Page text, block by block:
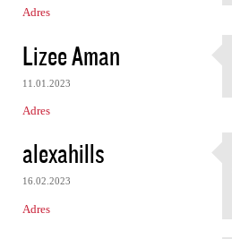
Adres
Lizee Aman
11.01.2023
Adres
alexahills
16.02.2023
Adres